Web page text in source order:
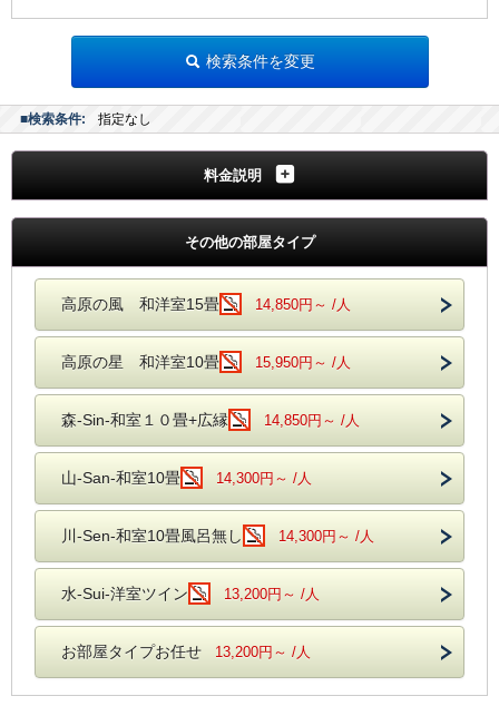
検索条件を変更
■検索条件: 指定なし
料金説明
その他の部屋タイプ
高原の風 和洋室15畳 14,850円～ /人
高原の星 和洋室10畳 15,950円～ /人
森-Sin-和室１０畳+広縁 14,850円～ /人
山-San-和室10畳 14,300円～ /人
川-Sen-和室10畳風呂無し 14,300円～ /人
水-Sui-洋室ツイン 13,200円～ /人
お部屋タイプお任せ 13,200円～ /人